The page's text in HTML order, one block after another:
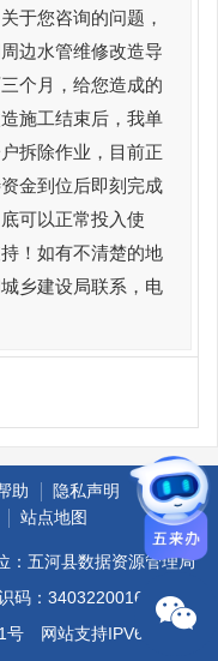
于您咨询的问题，
边水管维修改造导
个月，给您造成的
施工结束后，我单
拆除作业，目前正
金到位后即刻完成
可以正常投入使
！如有不清楚的地
乡建设局联系，电
助
隐私声明
站点地图
：五河县数据资源管理局
码：3403220016
号
网站支持IPV6